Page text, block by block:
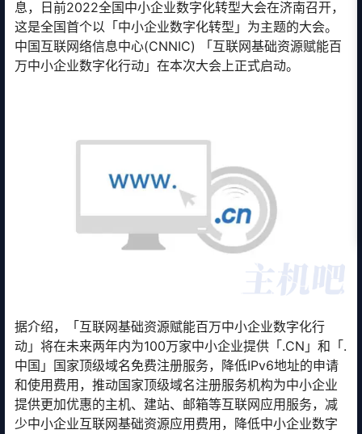
息，日前2022全国中小企业数字化转型大会在济南召开，
这是全国首个以「中小企业数字化转型」为主题的大会。
中国互联网络信息中心(CNNIC) 「互联网基础资源赋能百
万中小企业数字化行动」在本次大会上正式启动。
据介绍，「互联网基础资源赋能百万中小企业数字化行
动」将在未来两年内为100万家中小企业提供「.CN」和「.
中国」国家顶级域名免费注册服务，降低IPv6地址的申请
和使用费用，推动国家顶级域名注册服务机构为中小企业
提供更加优惠的主机、建站、邮箱等互联网应用服务，减
少中小企业互联网基础资源应用费用，降低中小企业数字